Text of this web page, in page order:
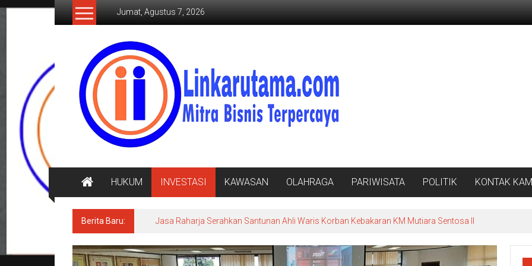
Lompat
Jumat, Agustus 7, 2026
LINKARUTAMA.COM
Mitra
Bisnis
Terpercaya
HUKUM INVESTASI KAWASAN OLAHRAGA PARIWISATA POLITIK KONTAK
Berita Baru: Jasa Raharja Serahkan Santunan Ahli Waris Korban Kebakaran KM Mutiara Sentosa II